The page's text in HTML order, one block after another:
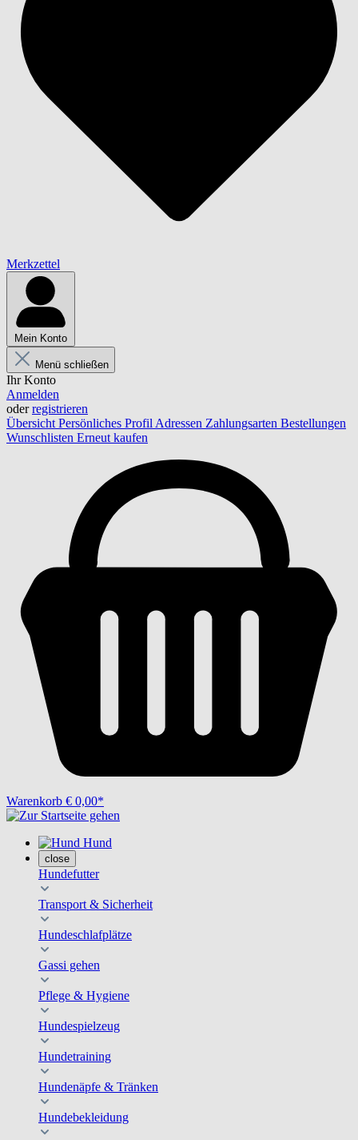
Merkzettel
Mein Konto
Menü schließen
Ihr Konto
Anmelden
oderregistrieren
Übersicht Persönliches Profil Adressen Zahlungsarten Bestellungen
Wunschlisten Erneut kaufen
Warenkorb € 0,00*
Hund
close
Hundefutter
Transport & Sicherheit
Hundeschlafplätze
Gassi gehen
Pflege & Hygiene
Hundespielzeug
Hundetraining
Hundenäpfe & Tränken
Hundebekleidung